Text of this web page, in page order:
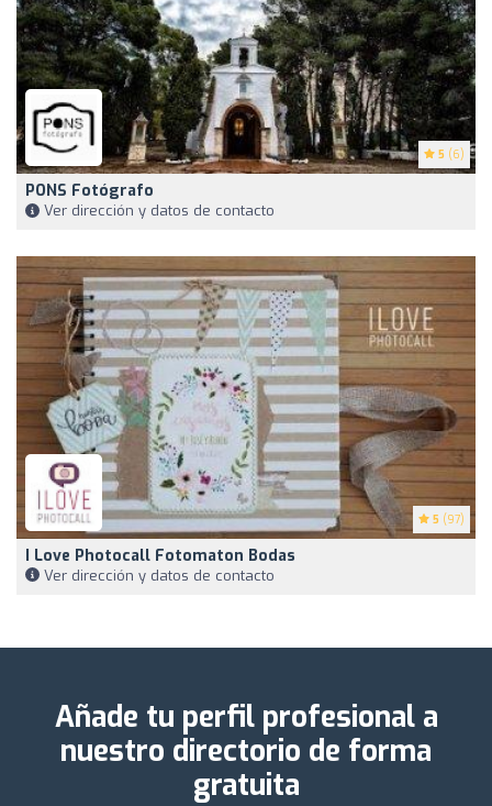
5 (6)
PONS Fotógrafo
Ver dirección y datos de contacto
5 (97)
I Love Photocall Fotomaton Bodas
Ver dirección y datos de contacto
Añade tu perfil profesional a
nuestro directorio de forma
gratuita